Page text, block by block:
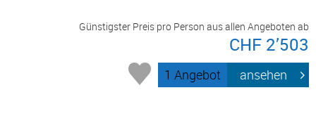
Günstigster Preis pro Person aus allen Angeboten ab
CHF 2’503
1 Angebot ansehen